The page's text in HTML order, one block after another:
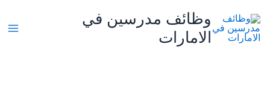
إلى
المحتوى
وظائف مدرسين في
الامارات